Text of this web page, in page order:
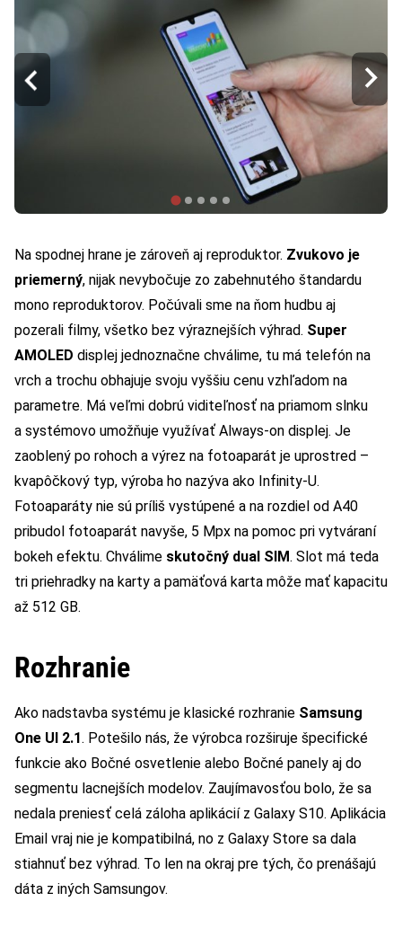
Na spodnej hrane je zároveň aj reproduktor. Zvukovo je
priemerný, nijak nevybočuje zo zabehnutého štandardu
mono reproduktorov. Počúvali sme na ňom hudbu aj
pozerali filmy, všetko bez výraznejších výhrad. Super
AMOLED displej jednoznačne chválime, tu má telefón na
vrch a trochu obhajuje svoju vyššiu cenu vzhľadom na
parametre. Má veľmi dobrú viditeľnosť na priamom slnku
a systémovo umožňuje využívať Always-on displej. Je
zaoblený po rohoch a výrez na fotoaparát je uprostred –
kvapôčkový typ, výroba ho nazýva ako Infinity-U.
Fotoaparáty nie sú príliš vystúpené a na rozdiel od A40
pribudol fotoaparát navyše, 5 Mpx na pomoc pri vytváraní
bokeh efektu. Chválime skutočný dual SIM. Slot má teda
tri priehradky na karty a pamäťová karta môže mať kapacitu
až 512 GB.
Rozhranie
Ako nadstavba systému je klasické rozhranie Samsung
One UI 2.1. Potešilo nás, že výrobca rozširuje špecifické
funkcie ako Bočné osvetlenie alebo Bočné panely aj do
segmentu lacnejších modelov. Zaujímavosťou bolo, že sa
nedala preniesť celá záloha aplikácií z Galaxy S10. Aplikácia
Email vraj nie je kompatibilná, no z Galaxy Store sa dala
stiahnuť bez výhrad. To len na okraj pre tých, čo prenášajú
dáta z iných Samsungov.